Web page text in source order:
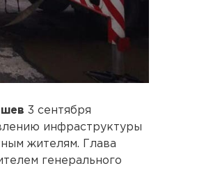
3 сентября
инфраструктуры
жителям. Глава
генерального